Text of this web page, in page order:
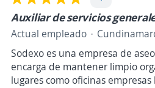
Auxiliar de servicios
Actual empleado
Sodexo es una empresa de
encarga de mantener limpio
lugares como oficinas